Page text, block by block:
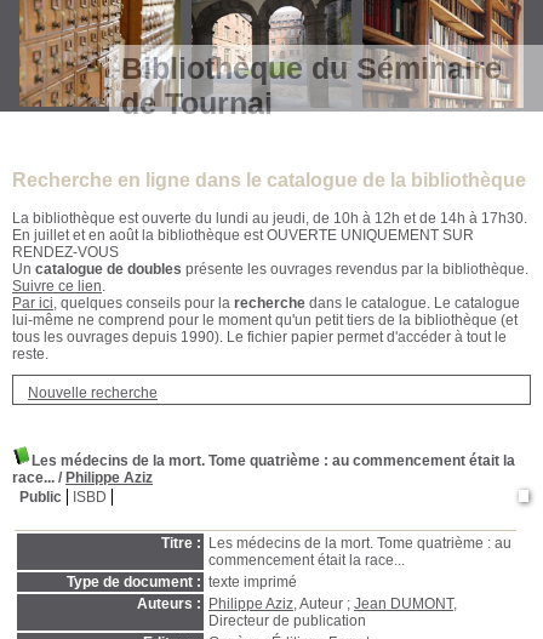
Bibliothèque du Séminaire
de Tournai
Recherche en ligne dans le catalogue de la bibliothèque
La bibliothèque est ouverte du lundi au jeudi, de 10h à 12h et de 14h à 17h30.
En juillet et en août la bibliothèque est OUVERTE UNIQUEMENT SUR
RENDEZ-VOUS
Un catalogue de doubles présente les ouvrages revendus par la bibliothèque.
Suivre ce lien.
Par ici, quelques conseils pour la recherche dans le catalogue. Le catalogue
lui-même ne comprend pour le moment qu'un petit tiers de la bibliothèque (et
tous les ouvrages depuis 1990). Le fichier papier permet d'accéder à tout le
reste.
Nouvelle recherche
Les médecins de la mort. Tome quatrième : au commencement était la
race... / Philippe Aziz
Public
ISBD
Titre :
Les médecins de la mort. Tome quatrième : au
commencement était la race...
Type de document : texte imprimé
Auteurs :
Philippe Aziz, Auteur ; Jean DUMONT,
Directeur de publication